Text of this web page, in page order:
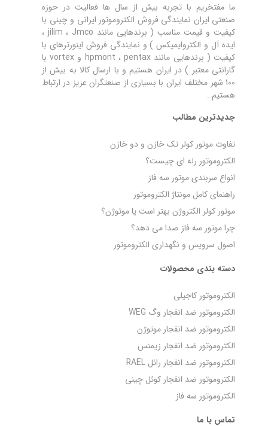
ما مفتخریم با تجربه بیش از سال ها فعالیت در حوزه
صنعتی ایران نمایندگی فروش الکتروموتور ایرانی و چینی با
کیفیت و قیمت مناسب ( برندهایی مانند jilim ، Jmco ،
ایده آل و الکتروایمپکس ) و نمایندگی فروش اینورترهای با
کیفیت ( برندهایی مانند hpmont ، pentax و vortex با
گارانتی معتبر ) در ایران هستیم و با ارسال کالا به بیش از
100 شهر مختلف ایران با بسیاری از صنعتگران عزیز در ارتباط
هستیم .
جدیدترین مطالب
تفاوت موتور کولر تک خازن و دو خازن
الکتروموتور رله‌ ای چیست؟
انواع سربندی موتور سه فاز
راهنمای کامل مونتاژ الکتروموتور
موتور کولر الکتروژن بهتر است یا موتوژن؟
چرا موتور سه فاز صدا می‌ دهد؟
اصول سرویس و نگهداری الکتروموتور
دسته بندی محصولات
الکتروموتور کاجیلی
الکتروموتور ضد انفجار وگ WEG
الکتروموتور ضد انفجار موتوژن
الکتروموتور ضد انفجار زیمنس
الکتروموتور ضد انفجار رائل RAEL
الکتروموتور ضد انفجار کوئل چينی
الکتروموتور سه فاز
تماس با ما